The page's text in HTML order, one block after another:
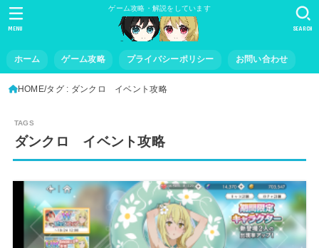
ゲーム攻略・解説をしています
ホーム ゲーム攻略 プライバシーポリシー お問い合わせ
SEARCH
MENU
HOME タグ : ダンクロ イベント攻略
ダンクロ イベント攻略